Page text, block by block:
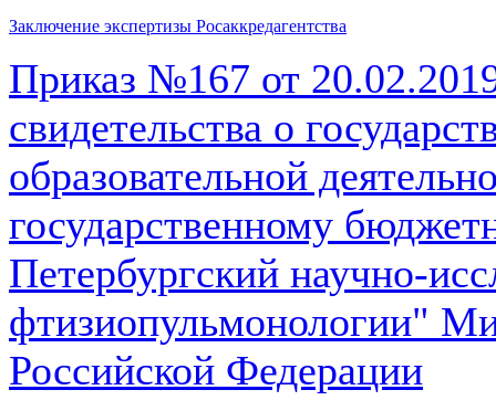
Заключение экспертизы Росаккредагентства
Приказ №167 от
свидетельства о
образовательной
государственному
Петербургский научно-
фтизиопульмонологии"
Российской Федерации